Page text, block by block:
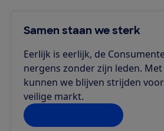
Samen staan we sterk
Eerlijk is eerlijk, de
nergens zonder zijn leden.
kunnen we blijven strijden
veilige markt.